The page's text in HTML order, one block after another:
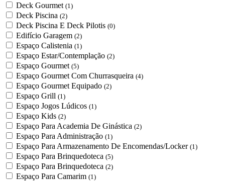
Deck Gourmet (1)
Deck Piscina (2)
Deck Piscina E Deck Pilotis (0)
Edifício Garagem (2)
Espaço Calistenia (1)
Espaço Estar/Contemplação (2)
Espaço Gourmet (5)
Espaço Gourmet Com Churrasqueira (4)
Espaço Gourmet Equipado (2)
Espaço Grill (1)
Espaço Jogos Lúdicos (1)
Espaço Kids (2)
Espaço Para Academia De Ginástica (2)
Espaço Para Administração (1)
Espaço Para Armazenamento De Encomendas/Locker (1)
Espaço Para Brinquedoteca (5)
Espaço Para Brinquedoteca (2)
Espaço Para Camarim (1)